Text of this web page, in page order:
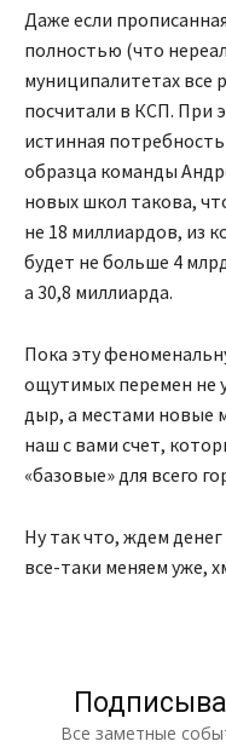
Даже если
полностью (что
муниципалитетах все
посчитали в КСП. При
истинная
образца команды
новых школ такова,
не 18 миллиардов, из
будет не больше 4
а 30,8 миллиарда.
Пока эту
ощутимых перемен не
дыр, а местами новые
наш с вами счет,
«базовые» для всего
Ну так что, ждем
все-таки меняем уже,
Все заметные